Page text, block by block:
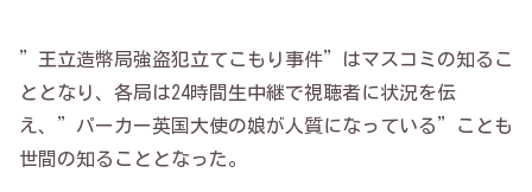
”王立造幣局強盗犯立てこもり事件”はマスコミの知るこ
ととなり、各局は24時間生中継で視聴者に状況を伝
え、”パーカー英国大使の娘が人質になっている”ことも
世間の知ることとなった。